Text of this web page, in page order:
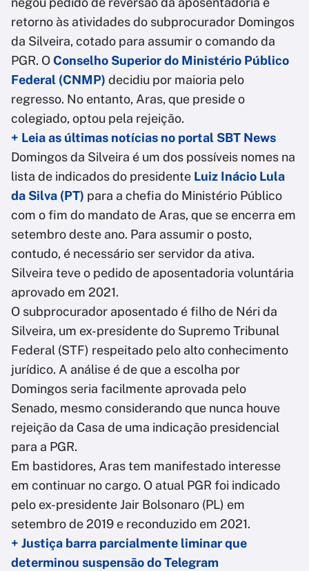
retorno às atividades do subprocurador Domingos
da Silveira, cotado para assumir o comando da
PGR. OConselho Superior do Ministério Público
Federal (CNMP) decidiu por maioria pelo
regresso. No entanto, Aras, que preside o
colegiado, optou pela rejeição.
+ Leia as últimas notícias no portal SBT News
Domingos da Silveira é um dos possíveis nomes na
lista de indicados do presidente Luiz Inácio Lula
da Silva (PT) para a chefia do Ministério Público
com o fim do mandato de Aras, que se encerra em
setembro deste ano. Para assumir o posto,
contudo, é necessário ser servidor da ativa.
Silveira teve o pedido de aposentadoria voluntária
aprovado em 2021.
O subprocurador aposentado é filho de Néri da
Silveira, um ex-presidente do Supremo Tribunal
Federal (STF) respeitado pelo alto conhecimento
jurídico. A análise é de que a escolha por
Domingos seria facilmente aprovada pelo
Senado, mesmo considerando que nunca houve
rejeição da Casa de uma indicação presidencial
para a PGR.
Em bastidores, Aras tem manifestado interesse
em continuar no cargo. O atual PGR foi indicado
pelo ex-presidente Jair Bolsonaro (PL) em
setembro de 2019 e reconduzido em 2021.
+ Justiça barra parcialmente liminar que
determinou suspensão do Telegram